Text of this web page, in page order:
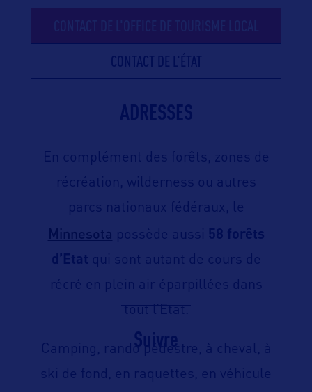
CONTACT DE L'ÉTAT
ADRESSES
En complément des forêts, zones de
récréation, wilderness ou autres
parcs nationaux fédéraux, le
Minnesota possède aussi 58 forêts
d’Etat qui sont autant de cours de
récré en plein air éparpillées dans
tout l’Etat.
Camping, rando pédestre, à cheval, à
ski de fond, en raquettes, en véhicule
Suivre